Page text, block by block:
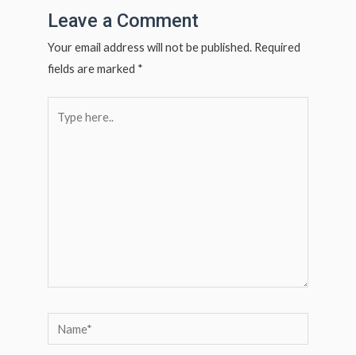
Leave a Comment
Your email address will not be published. Required
fields are marked *
here..
Name*